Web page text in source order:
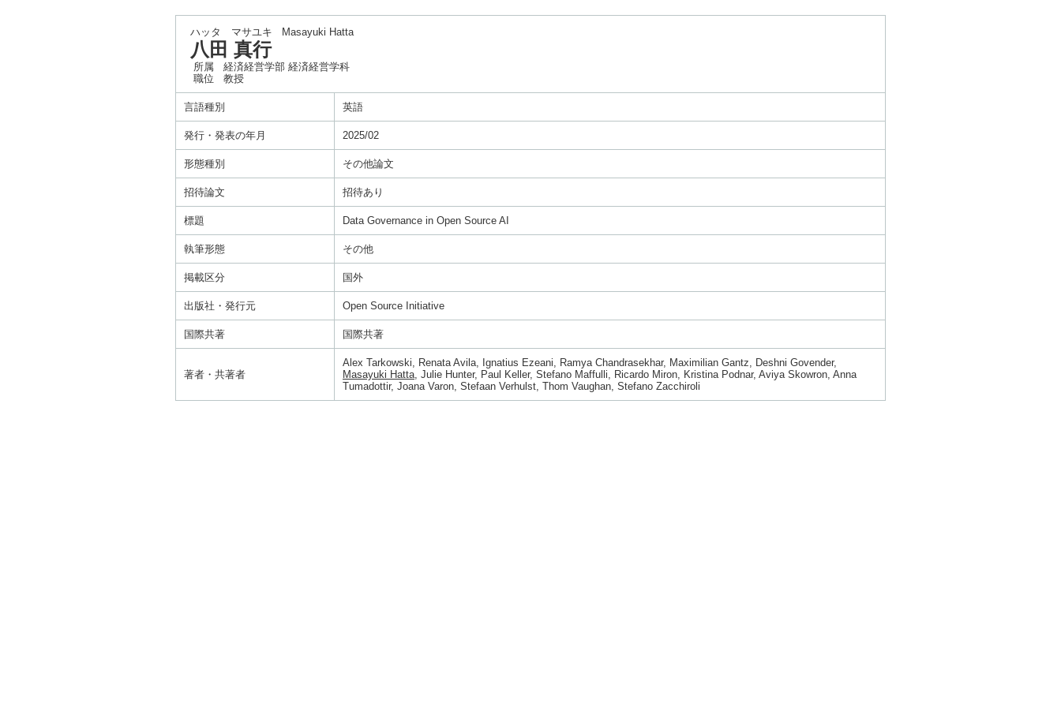
ハッタ マサユキ Masayuki Hatta
八田 真行
所属
経済経営学部 経済経営学科
職位
教授
言語種別 英語
発行・発表の年月 2025/02
形態種別 その他論文
招待論文 招待あり
標題 Data Governance in Open Source AI
執筆形態 その他
掲載区分 国外
出版社・発行元 Open Source Initiative
国際共著 国際共著
著者・共著者
Alex Tarkowski, Renata Avila, Ignatius Ezeani, Ramya Chandrasekhar, Maximilian Gantz, Deshni Govender,
Masayuki Hatta, Julie Hunter, Paul Keller, Stefano Maffulli, Ricardo Miron, Kristina Podnar, Aviya Skowron, Anna
Tumadottir, Joana Varon, Stefaan Verhulst, Thom Vaughan, Stefano Zacchiroli